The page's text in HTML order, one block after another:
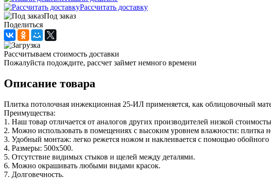
Рассчитать доставку
Под заказ
Поделиться
Рассчитываем стоимость доставки
Пожалуйста подождите, рассчет займет немного времени
Описание товара
Плитка потолочная инжекционная 25-ИЛ применяется, как облицовочный
Преимущества:
1. Наш товар отличается от аналогов других производителей низкой
2. Можно использовать в помещениях с высоким уровнем влажности: плитка
3. Удобный монтаж: легко режется ножом и наклеивается с помощью обойного
4. Размеры: 500х500.
5. Отсутствие видимых стыков и щелей между деталями.
6. Можно окрашивать любыми видами красок.
7. Долговечность.